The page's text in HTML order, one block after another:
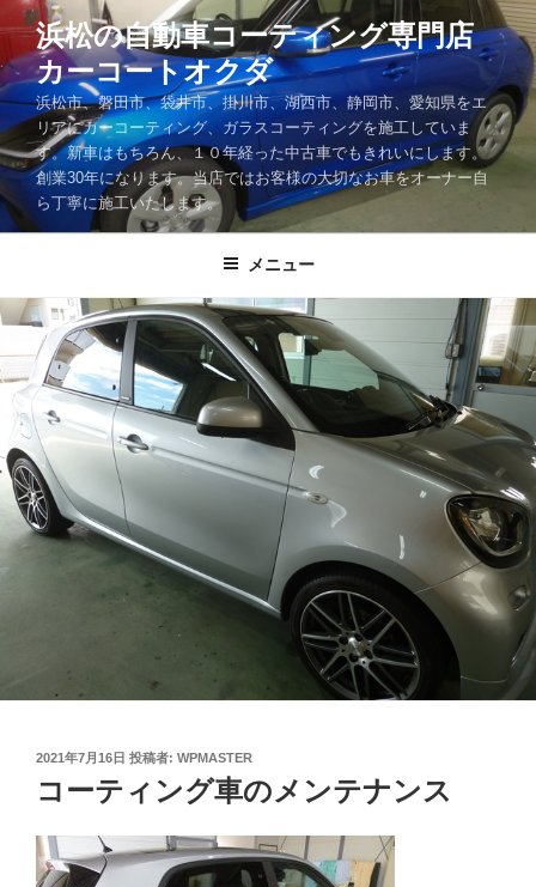
ン
テ
ン
ツ
へ
ス
キ
浜松の自動車コーティング専門店
カーコートオクダ
浜松市、磐田市、袋井市、掛川市、湖西市、静岡市、愛知県をエ
リアにカーコーティング、ガラスコーティングを施工していま
す。新車はもちろん、１０年経った中古車でもきれいにします。
創業30年になります。当店ではお客様の大切なお車をオーナー自
ら丁寧に施工いたします。
メニュー
投
日:
2021年7月16日 投稿者: WPMASTER
コーティング車のメンテナンス